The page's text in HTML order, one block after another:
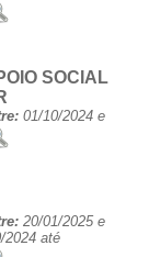
SOCIAL
01/10/2024 e
20/01/2025 e
2024 até